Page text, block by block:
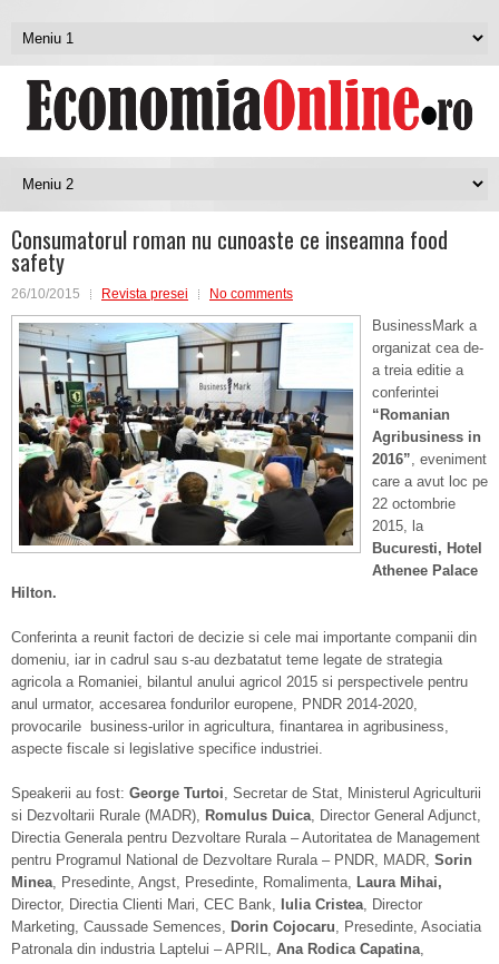
Consumatorul roman nu cunoaste ce inseamna food
safety
26/10/2015 Revista presei No comments
BusinessMark a
organizat cea de-
a treia editie a
conferintei
“Romanian
Agribusiness in
2016”, eveniment
care a avut loc pe
22 octombrie
2015, la
Bucuresti, Hotel
Athenee Palace
Hilton.
Conferinta a reunit factori de decizie si cele mai importante companii din
domeniu, iar in cadrul sau s-au dezbatatut teme legate de strategia
agricola a Romaniei, bilantul anului agricol 2015 si perspectivele pentru
anul urmator, accesarea fondurilor europene, PNDR 2014-2020,
provocarile business-urilor in agricultura, finantarea in agribusiness,
aspecte fiscale si legislative specifice industriei.
Speakerii au fost: George Turtoi, Secretar de Stat, Ministerul Agriculturii
si Dezvoltarii Rurale (MADR), Romulus Duica, Director General Adjunct,
Directia Generala pentru Dezvoltare Rurala – Autoritatea de Management
pentru Programul National de Dezvoltare Rurala – PNDR, MADR, Sorin
Minea, Presedinte, Angst, Presedinte, Romalimenta, Laura Mihai,
Director, Directia Clienti Mari, CEC Bank, Iulia Cristea, Director
Marketing, Caussade Semences, Dorin Cojocaru, Presedinte, Asociatia
Patronala din industria Laptelui – APRIL, Ana Rodica Capatina,